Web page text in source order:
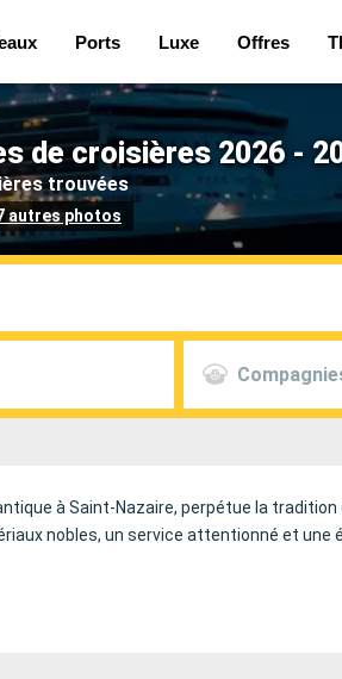
Ports Luxe Offres
de croisières 2026 -
trouvées
autres photos
à Saint-Nazaire, perpétue la tradition
nobles, un service attentionné et